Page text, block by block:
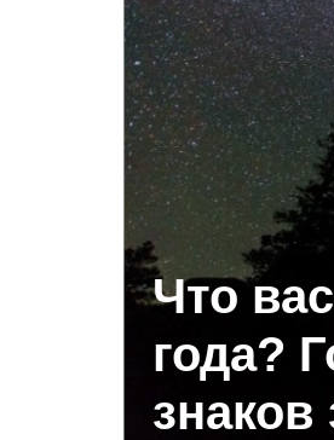
Что
года?
знаков